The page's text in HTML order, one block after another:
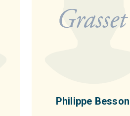
Philippe Besson